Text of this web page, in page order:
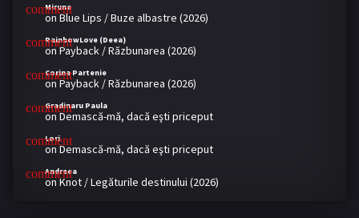
Miruna
onBlue Lips / Buze albastre (2026)
RainbowLove (Deea)
onPayback / Răzbunarea (2026)
Corina Partenie
onPayback / Răzbunarea (2026)
Gradinaru Paula
onDemască-mă, dacă eşti priceput
Lori
onDemască-mă, dacă eşti priceput
Andreea
onKnot / Legăturile destinului (2026)